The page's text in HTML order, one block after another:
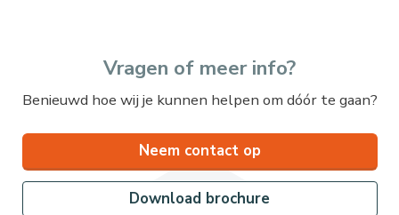
Vragen of meer info?
Benieuwd hoe wij je kunnen helpen om dóór te gaan?
Neem contact op
Download brochure